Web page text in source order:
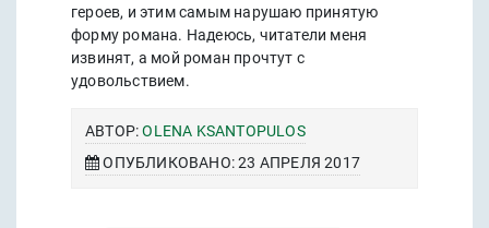
героев, и этим самым нарушаю принятую
форму романа. Надеюсь, читатели меня
извинят, а мой роман прочтут с
удовольствием.
АВТОР:OLENA KSANTOPULOS
ОПУБЛИКОВАНО: 23 АПРЕЛЯ 2017